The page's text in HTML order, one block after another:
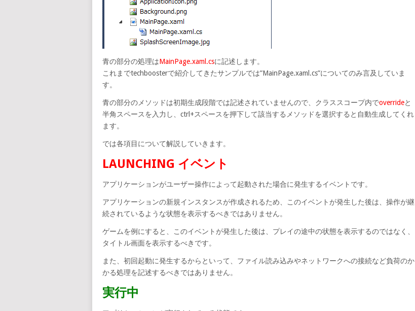
青の部分の処理はMainPage.xaml.csに記述します。
これまでtechboosterで紹介してきたサンプルでは”MainPage.xaml.cs”についてのみ言及していま
す。
青の部分のメソッドは初期生成段階では記述されていませんので、クラススコープ内でoverrideと
半角スペースを入力し、ctrl+スペースを押下して該当するメソッドを選択すると自動生成してくれ
ます。
では各項目について解説していきます。
LAUNCHING イベント
アプリケーションがユーザー操作によって起動された場合に発生するイベントです。
アプリケーションの新規インスタンスが作成されるため、このイベントが発生した後は、操作が継
続されているような状態を表示するべきではありません。
ゲームを例にすると、このイベントが発生した後は、プレイの途中の状態を表示するのではなく、
タイトル画面を表示するべきです。
また、初回起動に発生するからといって、ファイル読み込みやネットワークへの接続など負荷のか
かる処理を記述するべきではありません。
実行中